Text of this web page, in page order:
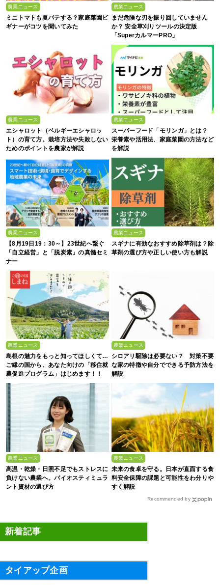
農業ニュース
ミニトマトも夏バテする？家庭菜園ビ
ギナーがコツを聞いてみた
農業ニュース
まだ危険な刃を振り回していません
か？ 安全草刈りツールの決定版
「SuperカルマーPRO」
農業ニュース
エシャロット（ベルギーエシャロッ
ト）の育て方。栽培方法や失敗しない
ためのポイントを農家が解説
農業ニュース
スーパーフード「モリンガ」とは？
栄養素や活用法、家庭菜園の方法など
を解説
農業ニュース
【8月19日19：30～】23世紀へ繋ぐ
「自立経営」と「脱炭素」の真髄セミ
ナー
農業ニュース
スギナに有効なおすすめ除草剤は？除
草剤の選び方や正しい使い方も解説
農業ニュース
島根の魅力をもっと知ってほしくて…
ご縁の国から、あなた向けの「移住就
農促進プログラム」はじめます！！
農業ニュース
シロアリ駆除は必要ない？ 対策不要
な家の特徴や自分でできる予防方法を
解説
農業ニュース
高温・乾燥・日照不足でもストレスに
負けない農業へ。バイオスティミュラ
ント資材の選び方
農業ニュース
未来の食卓を守る。日本が直面する食
料安全保障の課題と可能性をわ分りや
すく解説
Recommended by
新着記事
タイアップ企画